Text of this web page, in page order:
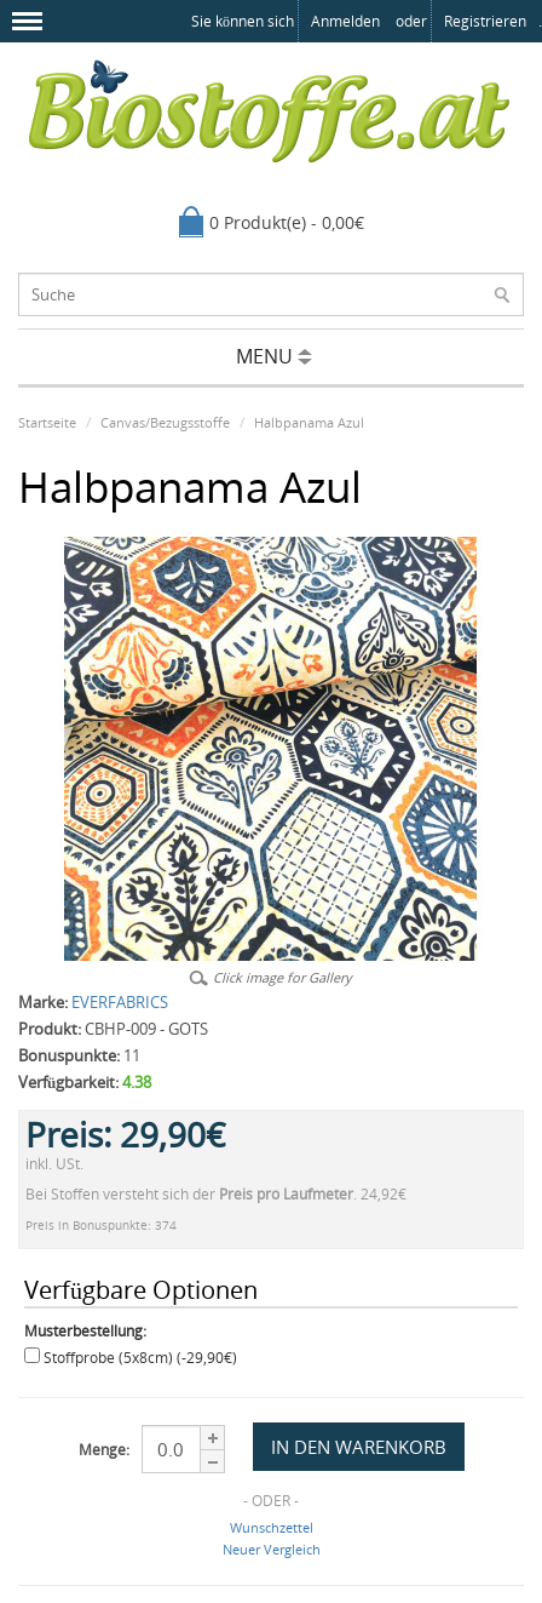
Sie können sich Anmelden oder Registrieren .
0 Produkt(e) - 0,00€
MENU
Startseite Canvas/Bezugsstoffe Halbpanama Azul
Halbpanama Azul
Click image for Gallery
Marke: EVERFABRICS
Produkt:CBHP-009 - GOTS
Bonuspunkte: 11
Verfügbarkeit:4.38
Preis: 29,90€
inkl. USt.
Bei Stoffen versteht sich der Preis pro Laufmeter. 24,92€
Preis in Bonuspunkte: 374
Verfügbare Optionen
Musterbestellung:
Stoffprobe (5x8cm) (-29,90€)
Menge:
- ODER -
Wunschzettel
Neuer Vergleich